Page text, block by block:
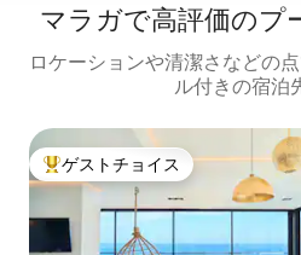
マラガで高評価のプ
ロケーションや清潔さなどの
ル付きの宿泊
大好評のゲストチョイスです。
ゲストチョイス